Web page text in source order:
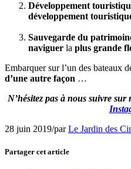
Développement
développement
Sauvegarde du
naviguer la plus grande
Embarquer sur l’un des bateaux
d’une autre façon …
N’hésitez pas à nous suivre sur
28 juin 2019/parLe Jardin des
Partager cet article